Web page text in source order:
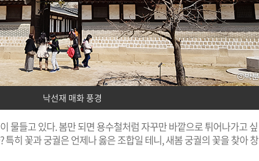
낙선재 매화 풍경
물들고 있다. 봄만 되면 용수철처럼 자꾸만 바깥으로 튀어나가고 싶
특히 꽃과 궁궐은 언제나 옳은 조합일 테니, 새봄 궁궐의 꽃을 찾아 창